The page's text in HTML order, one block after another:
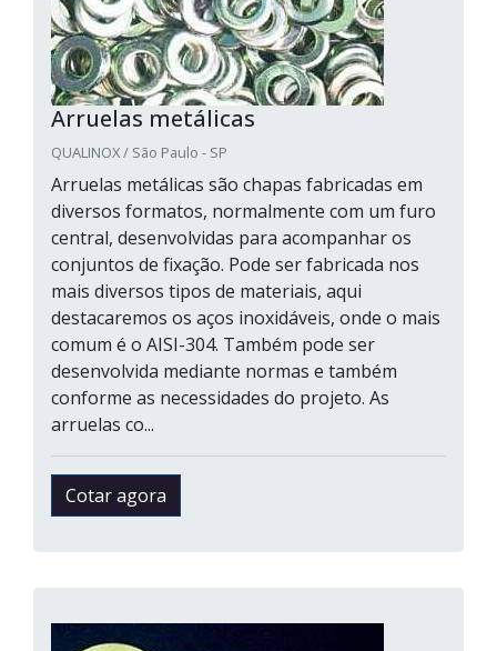
Arruelas metálicas
QUALINOX / São Paulo - SP
Arruelas metálicas são chapas fabricadas em
diversos formatos, normalmente com um furo
central, desenvolvidas para acompanhar os
conjuntos de fixação. Pode ser fabricada nos
mais diversos tipos de materiais, aqui
destacaremos os aços inoxidáveis, onde o mais
comum é o AISI-304. Também pode ser
desenvolvida mediante normas e também
conforme as necessidades do projeto. As
arruelas co...
Cotar agora